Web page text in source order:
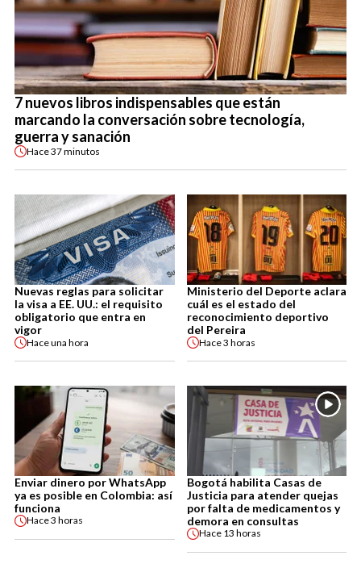
7 nuevos libros indispensables que están
marcando la conversación sobre tecnología,
guerra y sanación
Hace37 minutos
Nuevas reglas para solicitar
la visa a EE. UU.: el requisito
obligatorio que entra en
vigor
Haceuna hora
Ministerio del Deporte aclara
cuál es el estado del
reconocimiento deportivo
del Pereira
Hace3 horas
Enviar dinero por WhatsApp
ya es posible en Colombia: así
funciona
Hace3 horas
Bogotá habilita Casas de
Justicia para atender quejas
por falta de medicamentos y
demora en consultas
Hace 13 horas